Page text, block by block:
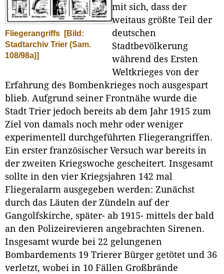
Fliegerangriffs
[Bild:
Stadtarchiv Trier (Sam.
108/98a)]
mit sich, dass der
weitaus größte Teil der
deutschen
Stadtbevölkerung
während des Ersten
Weltkrieges von der
Erfahrung des Bombenkrieges noch ausgespart
blieb. Aufgrund seiner Frontnähe wurde die
Stadt Trier jedoch bereits ab dem Jahr 1915 zum
Ziel von damals noch mehr oder weniger
experimentell durchgeführten Fliegerangriffen.
Ein erster französischer Versuch war bereits in
der zweiten Kriegswoche gescheitert. Insgesamt
sollte in den vier Kriegsjahren 142 mal
Fliegeralarm ausgegeben werden: Zunächst
durch das Läuten der Zündeln auf der
Gangolfskirche, später- ab 1915- mittels der bald
an den Polizeirevieren angebrachten Sirenen.
Insgesamt wurde bei 22 gelungenen
Bombardements 19 Trierer Bürger getötet und 36
verletzt, wobei in 10 Fällen Großbrände